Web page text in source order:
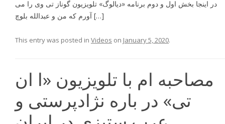
در اینجا بخش اول و دوم برنامه «دیالوگ» تلویزیون گوناز تی وی را می
آورم که من و عبدالله بلوچ […]
This entry was posted in Videos on January 5, 2020.
مصاحبه ام با تلویزیون «ا ان
تی» در باره نژادپرستی و